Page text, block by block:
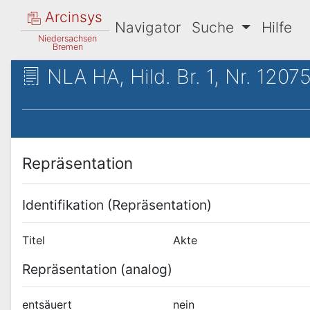
Arcinsys
Niedersachsen
Bremen
Navigator Suche Hilfe
NLA HA, Hild. Br. 1, Nr.
Repräsentation
Identifikation (Repräsentation)
Titel Akte
Repräsentation (analog)
entsäuert nein